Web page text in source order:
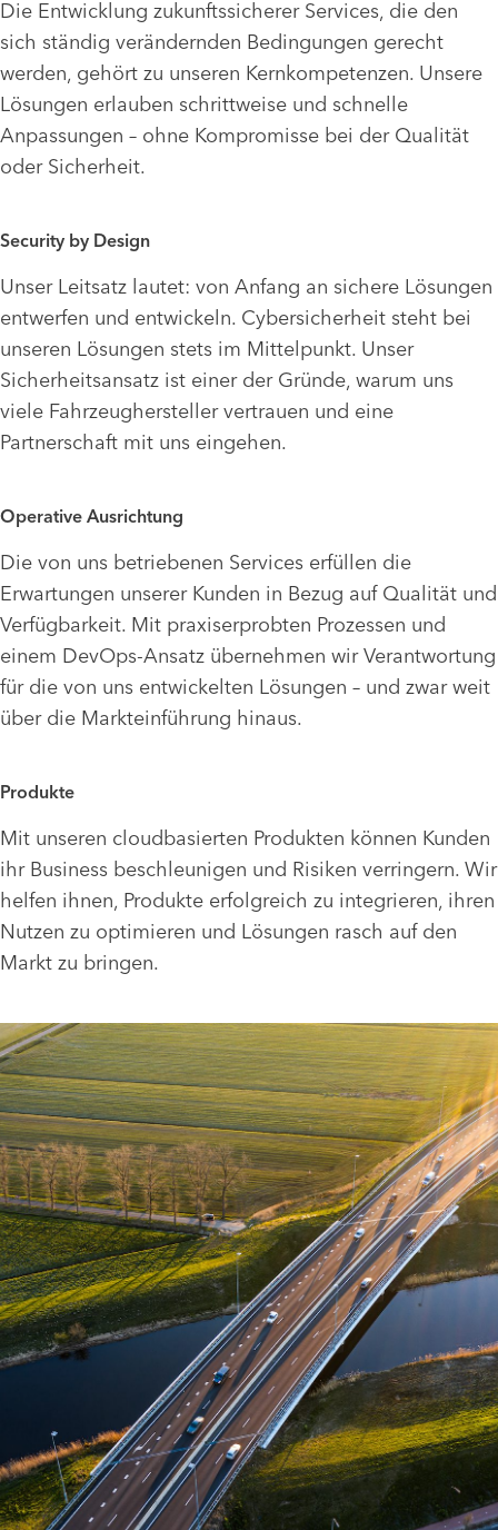
Die Entwicklung zukunftssicherer Services, die den
sich ständig verändernden Bedingungen gerecht
werden, gehört zu unseren Kernkompetenzen. Unsere
Lösungen erlauben schrittweise und schnelle
Anpassungen – ohne Kompromisse bei der Qualität
oder Sicherheit.
Security by Design
Unser Leitsatz lautet: von Anfang an sichere Lösungen
entwerfen und entwickeln. Cybersicherheit steht bei
unseren Lösungen stets im Mittelpunkt. Unser
Sicherheitsansatz ist einer der Gründe, warum uns
viele Fahrzeughersteller vertrauen und eine
Partnerschaft mit uns eingehen.
Operative Ausrichtung
Die von uns betriebenen Services erfüllen die
Erwartungen unserer Kunden in Bezug auf Qualität und
Verfügbarkeit. Mit praxiserprobten Prozessen und
einem DevOps-Ansatz übernehmen wir Verantwortung
für die von uns entwickelten Lösungen – und zwar weit
über die Markteinführung hinaus.
Produkte
Mit unseren cloudbasierten Produkten können Kunden
ihr Business beschleunigen und Risiken verringern. Wir
helfen ihnen, Produkte erfolgreich zu integrieren, ihren
Nutzen zu optimieren und Lösungen rasch auf den
Markt zu bringen.